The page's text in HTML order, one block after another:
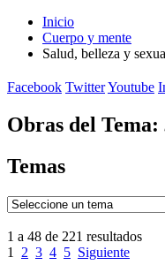
Inicio
Cuerpo y mente
Salud, belleza y
Facebook TwitterYoutube
Obras del Tema:
Temas
1 a 48 de 221 resultados
1 2 3 4 5 Siguiente